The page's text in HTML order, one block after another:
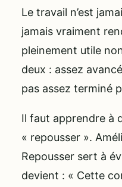
Le travail n’est
jamais vraiment
pleinement utile
deux : assez
pas assez terminé
Il faut apprendre à
« repousser ».
Repousser sert à
devient : « Cette